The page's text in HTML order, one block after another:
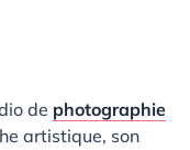
de photographie
artistique, son